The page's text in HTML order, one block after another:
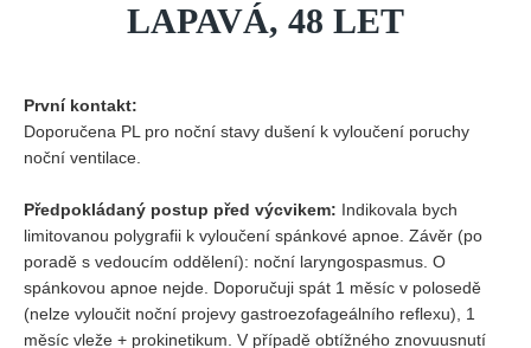
LAPAVÁ, 48 LET
První kontakt:
Doporučena PL pro noční stavy dušení k vyloučení poruchy
noční ventilace.
Předpokládaný postup před výcvikem: Indikovala bych
limitovanou polygrafii k vyloučení spánkové apnoe. Závěr (po
poradě s vedoucím oddělení): noční laryngospasmus. O
spánkovou apnoe nejde. Doporučuji spát 1 měsíc v polosedě
(nelze vyloučit noční projevy gastroezofageálního reflexu), 1
měsíc vleže + prokinetikum. V případě obtížného znovuusnutí